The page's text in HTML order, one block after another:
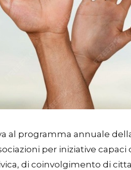
al programma annuale
per iniziative
di coinvolgimento di